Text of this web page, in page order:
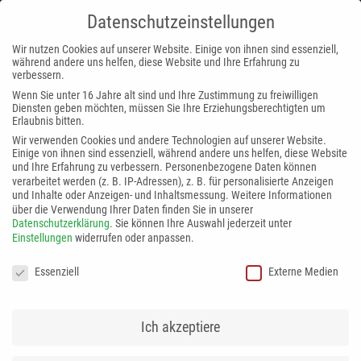
MENÜ
DATENSCHUTZ DISCLAIMER IMPRESSUM
DAVID AUF FEDERN
SEIN WEG ZUR GOLDMEDAILLE
Datenschutzeinstellungen
Wir nutzen Cookies auf unserer Website. Einige von ihnen sind essenziell,
während andere uns helfen, diese Website und Ihre Erfahrung zu
verbessern.
Wenn Sie unter 16 Jahre alt sind und Ihre Zustimmung zu freiwilligen
Diensten geben möchten, müssen Sie Ihre Erziehungsberechtigten um
Erlaubnis bitten.
Wir verwenden Cookies und andere Technologien auf unserer Website.
Einige von ihnen sind essenziell, während andere uns helfen, diese Website
und Ihre Erfahrung zu verbessern. Personenbezogene Daten können
verarbeitet werden (z. B. IP-Adressen), z. B. für personalisierte Anzeigen
und Inhalte oder Anzeigen- und Inhaltsmessung. Weitere Informationen
über die Verwendung Ihrer Daten finden Sie in unserer
Datenschutzerklärung. Sie können Ihre Auswahl jederzeit unter
Einstellungen widerrufen oder anpassen.
Essenziell
Externe Medien
Ich akzeptiere